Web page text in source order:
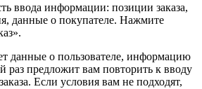
ввода информации: позиции заказа,
данные о покупателе. Нажмите
данные о пользователе, информацию
раз предложит вам повторить к вводу
Если условия вам не подходят,